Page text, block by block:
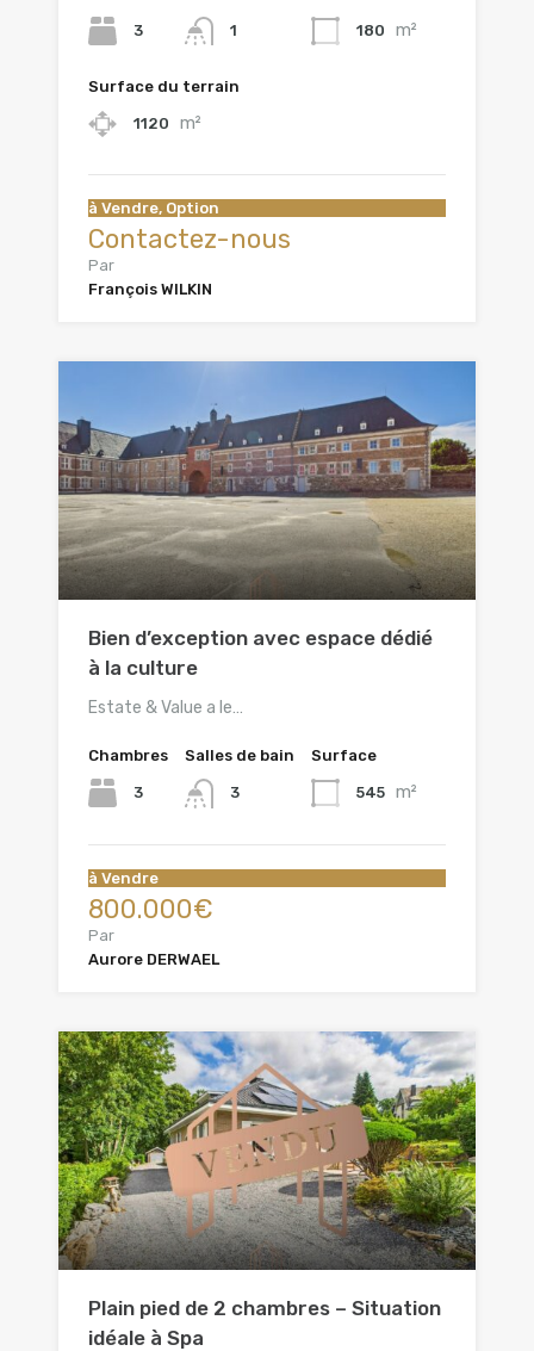
3 1 180 m²
Surface du terrain
1120 m²
à Vendre, Option
Contactez-nous
Par
François WILKIN
Bien d’exception avec espace dédié
à la culture
Estate & Value a le…
Chambres
3
Salles de bain
3
Surface
545 m²
à Vendre
800.000€
Par
Aurore DERWAEL
Plain pied de 2 chambres – Situation
idéale à Spa